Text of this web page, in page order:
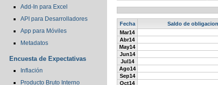
Add-In para Excel
API para Desarrolladores
App para Móviles
Metadatos
Encuesta de Expectativas
Inflación
Producto Bruto Interno
Fecha
Saldo de
Mar14
Abr14
May14
Jun14
Jul14
Ago14
Sep14
Oct14